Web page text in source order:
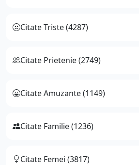
Citate Triste (4287)
Citate Prietenie (2749)
Citate Amuzante (1149)
Citate Familie (1236)
Citate Femei (3817)